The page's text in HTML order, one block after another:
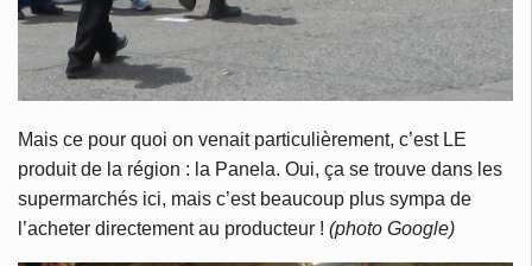
Mais ce pour quoi on venait particulièrement, c’est LE
produit de la région : la Panela. Oui, ça se trouve dans les
supermarchés ici, mais c’est beaucoup plus sympa de
l’acheter directement au producteur ! (photo Google)